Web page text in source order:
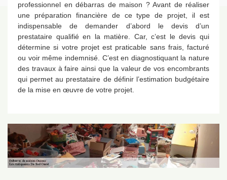
professionnel en débarras de maison ? Avant de réaliser
une préparation financière de ce type de projet, il est
indispensable de demander d’abord le devis d’un
prestataire qualifié en la matière. Car, c’est le devis qui
détermine si votre projet est praticable sans frais, facturé
ou voir même indemnisé. C’est en diagnostiquant la nature
des travaux à faire ainsi que la valeur de vos encombrants
qui permet au prestataire de définir l’estimation budgétaire
de la mise en œuvre de votre projet.